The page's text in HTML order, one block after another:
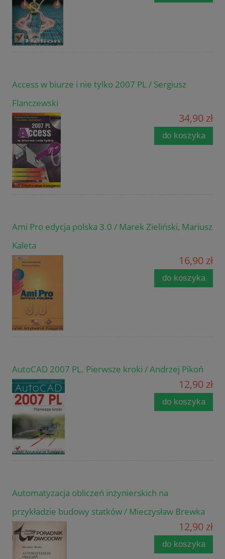
Access w biurze i nie tylko 2007 PL / Sergiusz
Flanczewski
34,90 zł
do koszyka
Ami Pro edycja polska 3.0 / Marek Zieliński, Mariusz
Kaleta
16,90 zł
do koszyka
AutoCAD 2007 PL. Pierwsze kroki / Andrzej Pikoń
12,90 zł
do koszyka
Automatyzacja obliczeń inżynierskich na
przykładzie budowy statków / Mieczysław Brewka
12,90 zł
do koszyka